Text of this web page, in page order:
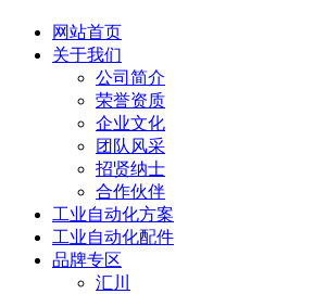
网站首页
关于我们
公司简介
荣誉资质
企业文化
团队风采
招贤纳士
合作伙伴
工业自动化方案
工业自动化配件
品牌专区
汇川